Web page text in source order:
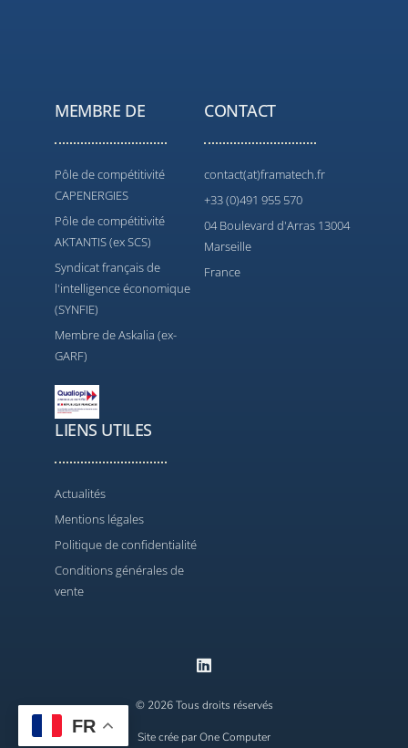
MEMBRE DE
Pôle de compétitivité
CAPENERGIES
Pôle de compétitivité
AKTANTIS (ex SCS)
Syndicat français de
l'intelligence économique
(SYNFIE)
Membre de Askalia (ex-
GARF)
CONTACT
contact(at)framatech.fr
+33 (0)491 955 570
04 Boulevard d'Arras 13004
Marseille
France
LIENS UTILES
Actualités
Mentions légales
Politique de confidentialité
Conditions générales de
vente
© 2026 Tous droits réservés
Site crée par One Computer
FR